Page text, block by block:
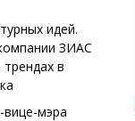
идей.
ЗИАС
в
вице-мэра